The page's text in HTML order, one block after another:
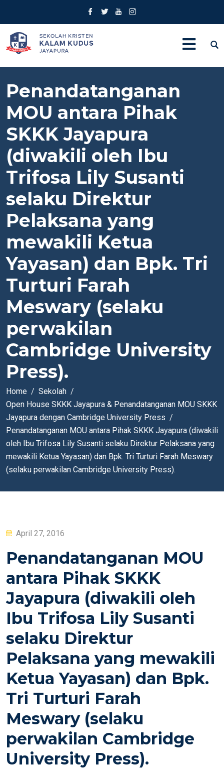
Penandatanganan
MOU antara Pihak
SKKK Jayapura
(diwakili oleh Ibu
Trifosa Lily Susanti
selaku Direktur
Pelaksana yang
mewakili Ketua
Yayasan) dan Bpk. Tri
Turturi Farah
Meswary (selaku
perwakilan
Cambridge University
Press).
Home
Sekolah
Open House SKKK Jayapura & Penandatanganan MOU SKKK
Jayapura dengan Cambridge University Press
Penandatanganan MOU antara Pihak SKKK Jayapura (diwakili
oleh Ibu Trifosa Lily Susanti selaku Direktur Pelaksana yang
mewakili Ketua Yayasan) dan Bpk. Tri Turturi Farah Meswary
(selaku perwakilan Cambridge University Press).
Posted
April 27, 2016
Penandatanganan MOU
antara Pihak SKKK
Jayapura (diwakili oleh
Ibu Trifosa Lily Susanti
selaku Direktur
Pelaksana yang mewakili
Ketua Yayasan) dan Bpk.
Tri Turturi Farah
Meswary (selaku
perwakilan Cambridge
University Press).